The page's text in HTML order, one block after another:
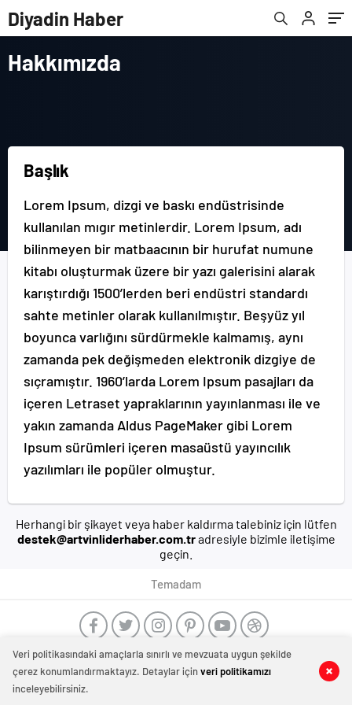
Diyadin Haber
Hakkımızda
Başlık
Lorem Ipsum, dizgi ve baskı endüstrisinde
kullanılan mıgır metinlerdir. Lorem Ipsum, adı
bilinmeyen bir matbaacının bir hurufat numune
kitabı oluşturmak üzere bir yazı galerisini alarak
karıştırdığı 1500’lerden beri endüstri standardı
sahte metinler olarak kullanılmıştır. Beşyüz yıl
boyunca varlığını sürdürmekle kalmamış, aynı
zamanda pek değişmeden elektronik dizgiye de
sıçramıştır. 1960’larda Lorem Ipsum pasajları da
içeren Letraset yapraklarının yayınlanması ile ve
yakın zamanda Aldus PageMaker gibi Lorem
Ipsum sürümleri içeren masaüstü yayıncılık
yazılımları ile popüler olmuştur.
Herhangi bir şikayet veya haber kaldırma talebiniz için lütfen
destek@artvinliderhaber.com.tradresiyle bizimle iletişime
geçin.
Temadam
Veri politikasındaki amaçlarla sınırlı ve mevzuata uygun şekilde
çerez konumlandırmaktayız. Detaylar içinveri politikamızı
inceleyebilirsiniz.
manavgat
escort